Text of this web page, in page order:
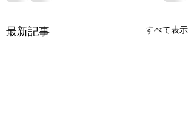
最新記事 すべて表示